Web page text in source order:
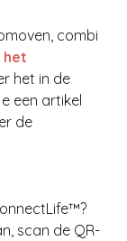
combi
het
het in de
een artikel
de
scan de QR-